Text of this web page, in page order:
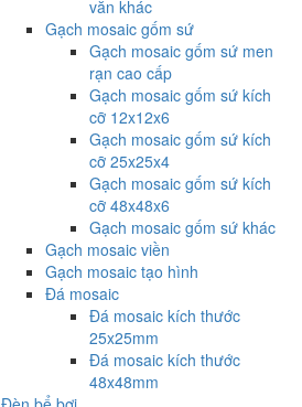
văn khác
Gạch mosaic gốm sứ
Gạch mosaic gốm sứ men
rạn cao cấp
Gạch mosaic gốm sứ kích
cỡ 12x12x6
Gạch mosaic gốm sứ kích
cỡ 25x25x4
Gạch mosaic gốm sứ kích
cỡ 48x48x6
Gạch mosaic gốm sứ khác
Gạch mosaic viền
Gạch mosaic tạo hình
Đá mosaic
Đá mosaic kích thước
25x25mm
Đá mosaic kích thước
48x48mm